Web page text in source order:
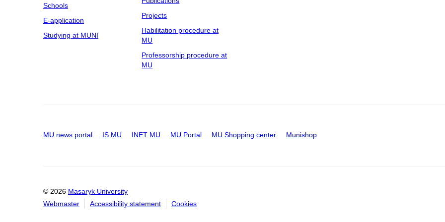
Schools
E-application
Studying at MUNI
Projects
Habilitation procedure at
MU
Professorship procedure at
MU
MU news portal IS MU INET MU MU Portal MU Shopping center Munishop
© 2026 Masaryk University
Webmaster
Accessibility statement Cookies